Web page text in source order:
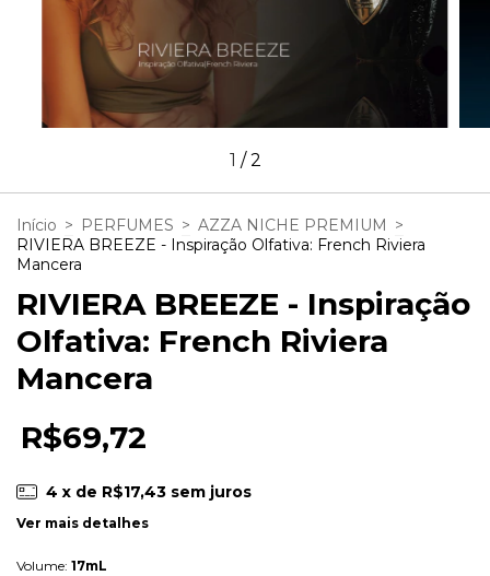
1 /2
Início > PERFUMES > AZZA NICHE PREMIUM >
RIVIERA BREEZE - Inspiração Olfativa: French Riviera
Mancera
RIVIERA BREEZE - Inspiração
Olfativa: French Riviera
Mancera
R$69,72
4 x de R$17,43 sem juros
Ver mais detalhes
Volume: 17mL